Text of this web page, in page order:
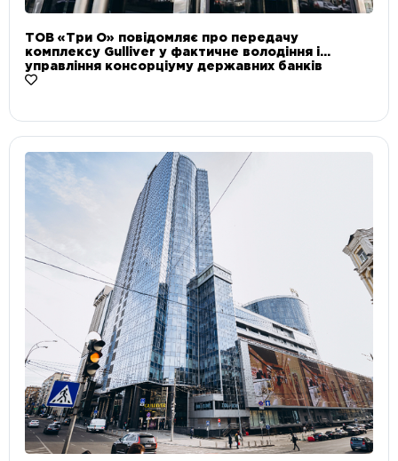
ТОВ «Три О» повідомляє про передачу
комплексу Gulliver у фактичне володіння і
управління консорціуму державних банків